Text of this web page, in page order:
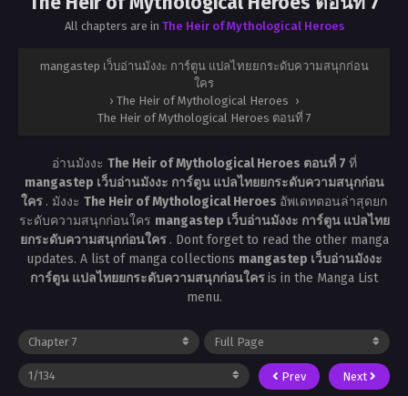
All chapters are in The Heir of Mythological Heroes
mangastep เว็บอ่านมังงะ การ์ตูน แปลไทยยกระดับความสนุกก่อน
ใคร
› The Heir of Mythological Heroes ›
The Heir of Mythological Heroes ตอนที่ 7
อ่านมังงะ The Heir of Mythological Heroes ตอนที่ 7 ที่
mangastep เว็บอ่านมังงะ การ์ตูน แปลไทยยกระดับความสนุกก่อน
ใคร . มังงะ The Heir of Mythological Heroes อัพเดทตอนล่าสุดยก
ระดับความสนุกก่อนใคร mangastep เว็บอ่านมังงะ การ์ตูน แปลไทย
ยกระดับความสนุกก่อนใคร . Dont forget to read the other manga
updates. A list of manga collections mangastep เว็บอ่านมังงะ
การ์ตูน แปลไทยยกระดับความสนุกก่อนใครis in the Manga List
menu.
Prev Next